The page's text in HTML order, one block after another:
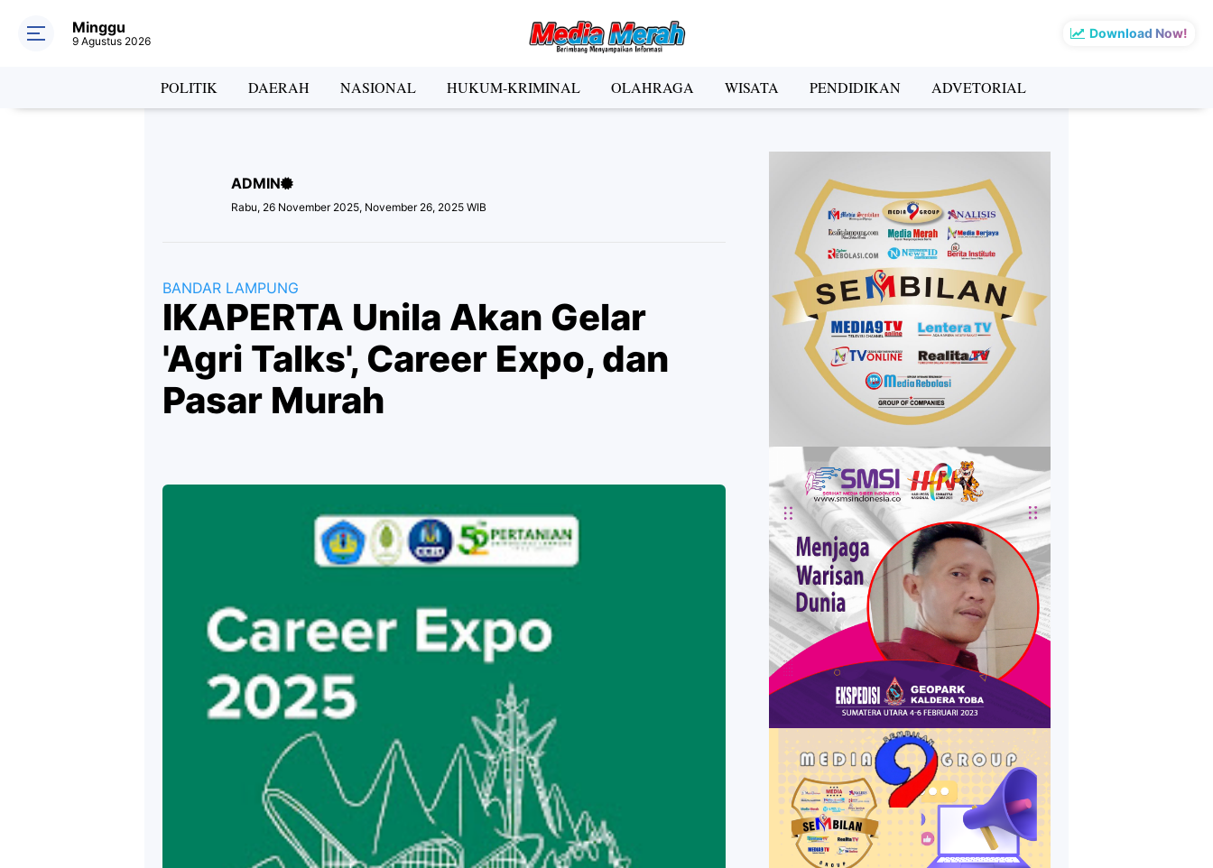
Header Social Media
Facebook
Download Now!
Minggu
9 Agustus 2026
POLITIK DAERAH NASIONAL HUKUM-KRIMINAL OLAHRAGA WISATA PENDIDIKAN ADVETORIAL
ADMIN
Rabu, 26 November 2025, November 26, 2025 WIB
BANDAR LAMPUNG
IKAPERTA Unila Akan Gelar
'Agri Talks', Career Expo, dan
Pasar Murah